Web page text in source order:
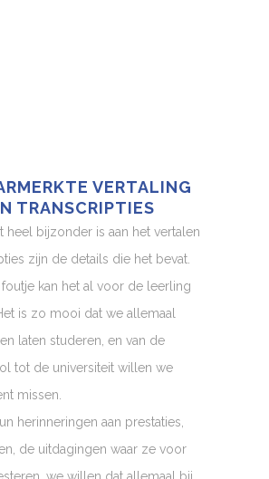
VERTALING
TRANSCRIPTIES
heel bijzonder is aan het vertalen
zijn de details die het bevat.
foutje kan het al voor de leerling
is zo mooi dat we allemaal
laten studeren, en van de
tot de universiteit willen we
missen.
herinneringen aan prestaties,
de uitdagingen waar ze voor
we willen dat allemaal bij